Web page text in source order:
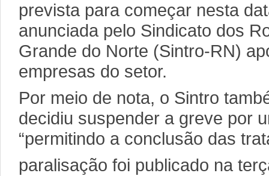
prevista para começar nesta
anunciada pelo Sindicato dos
Grande do Norte (Sintro-RN)
empresas do setor.
Por meio de nota, o Sintro
decidiu suspender a greve por
“permitindo a conclusão das
paralisação foi publicado na